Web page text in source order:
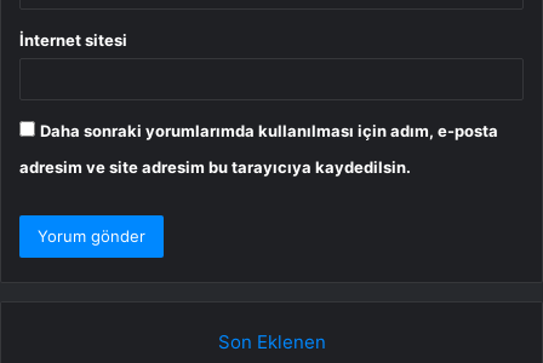
İnternet sitesi
Daha sonraki yorumlarımda kullanılması için adım, e-posta
adresim ve site adresim bu tarayıcıya kaydedilsin.
Son Eklenen